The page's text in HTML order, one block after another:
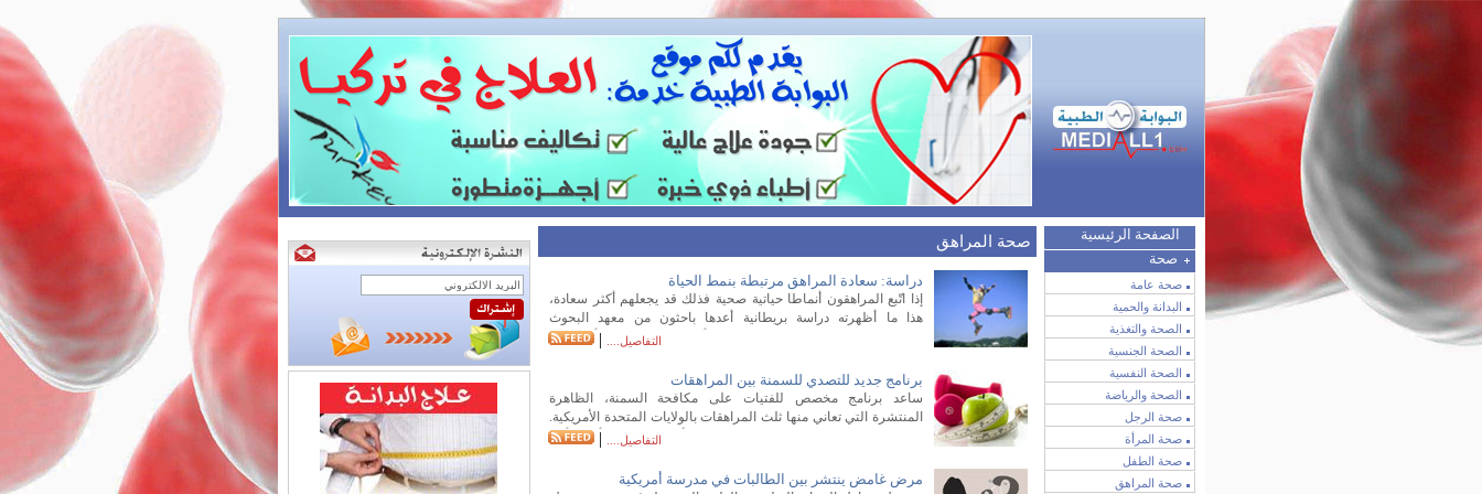
الصفحة الرئيسية
صحة
صحة عامة
البدانة والحمية
الصحة والتغذية
الصحة الجنسية
الصحة النفسية
الصحة والرياضة
صحة الرجل
صحة المرأة
صحة الطفل
صحة المراهق
صحة المراهق
دراسة: سعادة المراهق مرتبطة بنمط الحياة
إذا اتّبع المراهقون أنماطا حياتية صحية فذلك قد يجعلهم أكثر سعادة،
هذا ما أظهرته دراسة بريطانية أعدها باحثون من معهد البحوث
الاجتماعية والاقتصادية بجامعة إيزيكس. وأشارت الدراسة إلى أن إهمال
الأطعمة الجاهزة، قد يقلل من مستوى السعادة عند الفرد المراهق. في
المقابل، تبرز نتائج الدراسة ارتباط ثلاث عادات صحية بارتفاع مستوى
السعادة عند المراهق، وهي: ـ زيادة استهلاك الخضروات والفواكه. ـ
انخفاض استهلاك المقرمشات والسكاكر والمشروبات الغازية. ـ
التفاصيل.... |
برنامج جديد للتصدي للسمنة بين المراهقات
ساعد برنامج مخصص للفتيات على مكافحة السمنة، الظاهرة
المنتشرة التي تعاني منها ثلث المراهقات بالولايات المتحدة الأمريكية.
والبرنامج، الذي نفذه "مركز كايزر بيرمانتي لأبحاث الصحة"، أجرى أول
المشاركات، بتفادي الوجبات السريعة، وبالمزيد من التفاعل مع بقية
التفاصيل.... |
مرض غامض ينتشر بين الطالبات في مدرسة أمريكية